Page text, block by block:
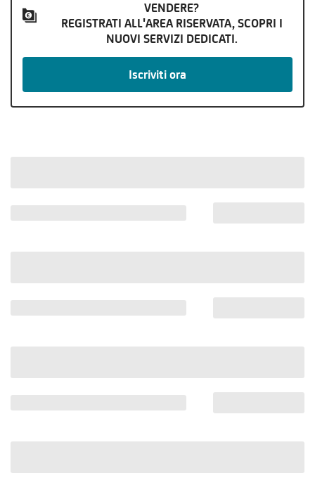
VENDERE?
REGISTRATI ALL'AREA RISERVATA, SCOPRI I
NUOVI SERVIZI DEDICATI.
Iscriviti ora